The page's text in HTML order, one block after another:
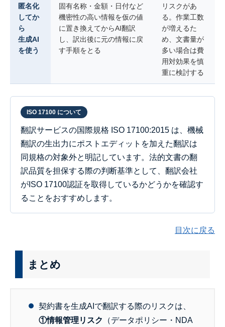
匿名化
してか
ら
生成AI
を使う
固有名称・金額・日付など
機密性の高い情報を仮の値
に置き換えてからAI翻訳
し、訳出後に元の情報に戻
す手順をとる
リスクがあ
る。作業工数
が増えるた
め、文書量が
多い場合は費
用対効果を慎
重に検討する
ISO 17100 について
翻訳サービスの国際規格 ISO 17100:2015 は、機械
翻訳の生出力にポストエディットを加えた翻訳は
同規格の対象外と明記しています。法的文書の翻
訳品質を担保する際の判断基準として、翻訳会社
がISO 17100認証を取得しているかどうかを確認す
ることをおすすめします。
目次に戻る
まとめ
契約書を生成AIで翻訳する際のリスクは、
①情報管理リスク
（データポリシー・NDA